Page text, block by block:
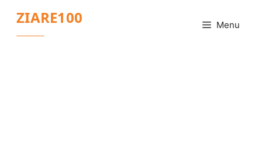
conținut
ZIARE100 Menu